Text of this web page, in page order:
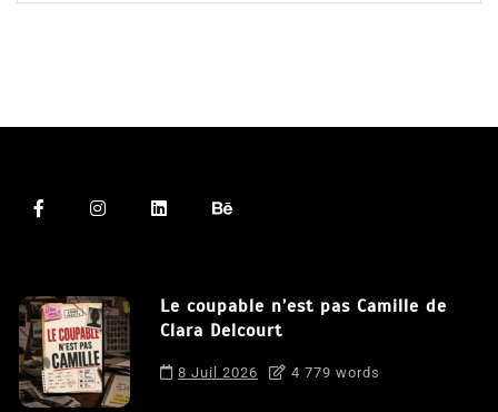
Le coupable n’est pas Camille de
Clara Delcourt
8 Juil 2026 4 779 words